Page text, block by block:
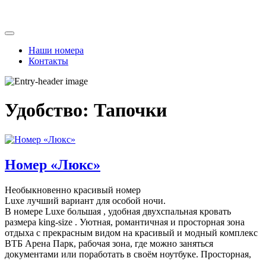
content
Наши номера
Контакты
Удобство: Тапочки
Номер «Люкс»
Необыкновенно красивый номер
Luxe лучший вариант для особой ночи.
В номере Luxe большая , удобная двухспальная кровать
размера king-size . Уютная, романтичная и просторная зона
отдыха с прекрасным видом на красивый и модный комплекс
ВТБ Арена Парк, рабочая зона, где можно заняться
документами или поработать в своём ноутбуке. Просторная,